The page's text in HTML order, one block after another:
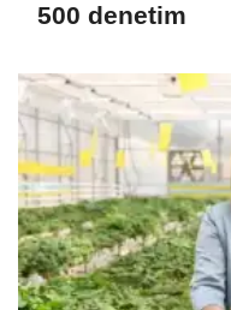
500 denetim